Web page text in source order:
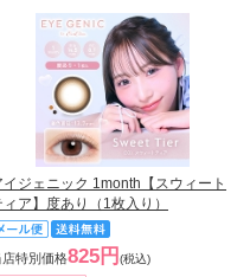
イジェニック 1month【スウィート
ィア】度あり（1枚入り）
店特別価格825円 (税込)